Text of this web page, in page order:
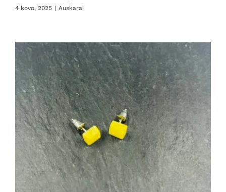
4 kovo, 2025 | Auskarai